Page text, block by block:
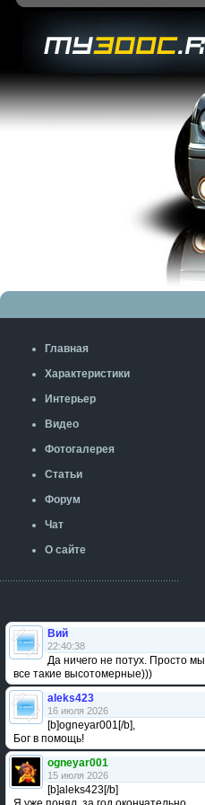
Главная
Характеристики
Интерьер
Видео
Фотогалерея
Статьи
Форум
Чат
О сайте
Вий
22:40:38
Да ничего не потух. Просто мы
все такие высотомерные)))
aleks423
16 июля 2026
[b]ogneyar001[/b],
Бог в помощь!
ogneyar001
15 июля 2026
[b]aleks423[/b]